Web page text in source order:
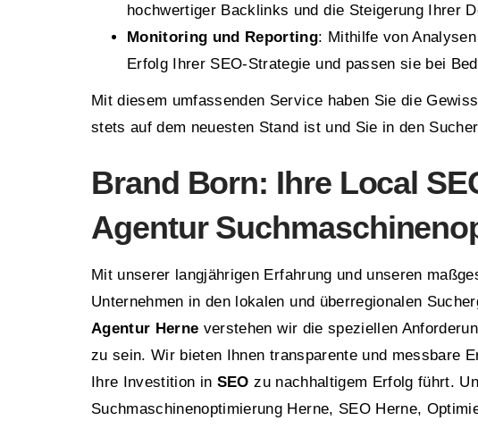
hochwertiger Backlinks und die Steigerung Ihrer
Monitoring und Reporting: Mithilfe von
Erfolg Ihrer SEO-Strategie und passen sie bei
Mit diesem umfassenden Service haben Sie die
stets auf dem neuesten Stand ist und Sie in den
Brand Born: Ihre Local
Agentur
Mit unserer langjährigen Erfahrung und unseren
Unternehmen in den lokalen und überregionalen
Agentur Herne verstehen wir die speziellen
zu sein. Wir bieten Ihnen transparente und messbare
Ihre Investition in SEO zu nachhaltigem Erfolg führt.
Suchmaschinenoptimierung Herne, SEO Herne,